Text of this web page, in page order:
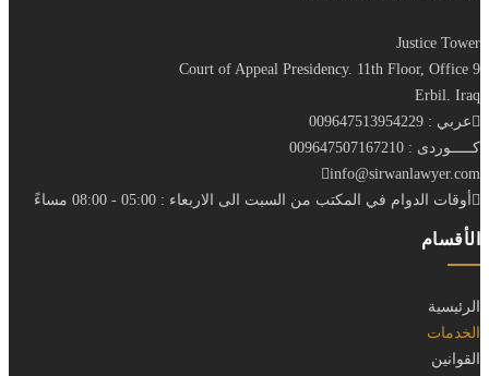
Justice Tower
Court of Appeal Presidency. 11th Floor, Office 9
Erbil. Iraq
عربي : 009647513954229
كـــــوردى : 009647507167210
info@sirwanlawyer.com
أوقات الدوام في المكتب من السبت الى الاربعاء : 05:00 - 08:00 مساءً
الأقسام
الرئيسية
الخدمات
القوانين